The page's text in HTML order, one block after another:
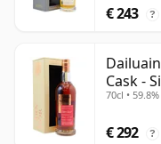
€ 243 ?
Cask -
70cl • 59.8%
€ 292 ?